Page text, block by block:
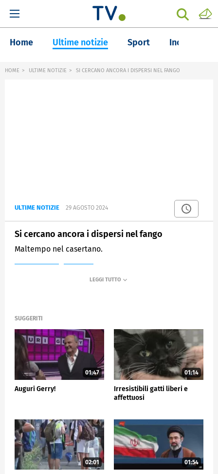
Home Ultime notizie Sport Inchieste
HOME ULTIME NOTIZIE SI CERCANO ANCORA I DISPERSI NEL FANGO
ULTIME NOTIZIE 29 AGOSTO 2024
Si cercano ancora i dispersi nel fango
Maltempo nel casertano.
SUGGERITI
01:47
Auguri Gerry!
01:14
Irresistibili gatti liberi e
affettuosi
02:01 01:54